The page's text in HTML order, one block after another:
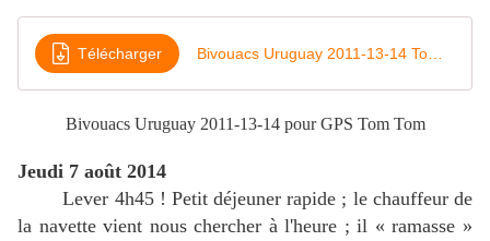
Télécharger
Bivouacs Uruguay 2011-13-14pour GPS Tom Tom
Jeudi 7 août 2014
Lever 4h45 ! Petit déjeuner rapide ; le chauffeur de
la navette vient nous chercher à l'heure ; il « ramasse »